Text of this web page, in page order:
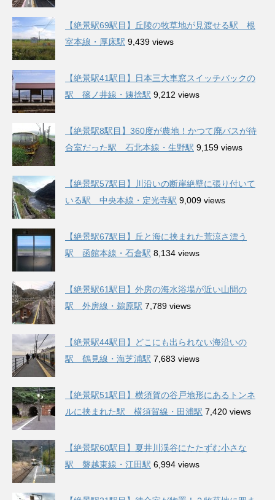
【絶景駅69駅目】丘陵の牧草地が見渡せる駅 根
室本線・厚床駅 9,439 views
【絶景駅41駅目】日本三大車窓スイッチバックの
駅 篠ノ井線・姨捨駅 9,212 views
【絶景駅8駅目】360度が農地！かつて廃バスが待
合室だった駅 石北本線・生野駅 9,159 views
【絶景駅57駅目】川沿いの断崖絶壁に張り付いて
いる駅 中央本線・定光寺駅 9,009 views
【絶景駅67駅目】丘と海に挟まれた荒涼さ漂う
駅 函館本線・石倉駅 8,134 views
【絶景駅61駅目】外房の海水浴場が近い山間の
駅 外房線・鵜原駅 7,789 views
【絶景駅44駅目】どこにも出られない海沿いの
駅 鶴見線・海芝浦駅 7,683 views
【絶景駅51駅目】横須賀の谷戸地形にあるトンネ
ルに挟まれた駅 横須賀線・田浦駅 7,420 views
【絶景駅60駅目】夏井川渓谷にたたずむ小さな
駅 磐越東線・江田駅 6,994 views